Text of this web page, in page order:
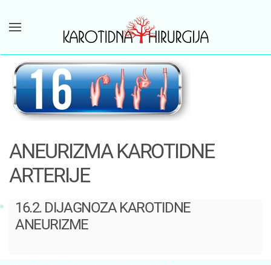
Skip to main content
ANEURIZMA KAROTIDNE
ARTERIJE
16.2. DIJAGNOZA KAROTIDNE
ANEURIZME